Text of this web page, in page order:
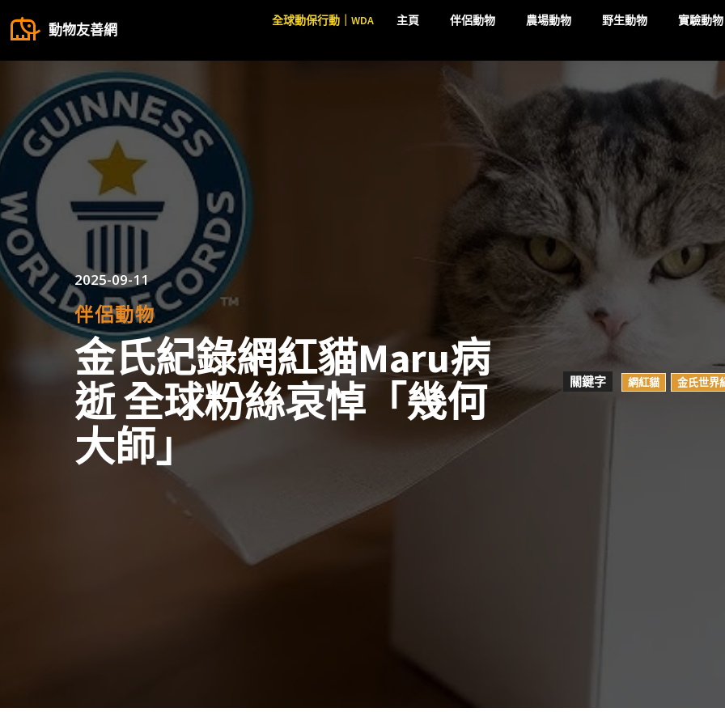
動物友善網
全球動保行動｜WDA 主頁 伴侶動物 農場動物 野生動物 實驗動物
2025-09-11
伴侶動物
金氏紀錄網紅貓Maru病
逝 全球粉絲哀悼「幾何
大師」
關鍵字 網紅貓 金氏世界